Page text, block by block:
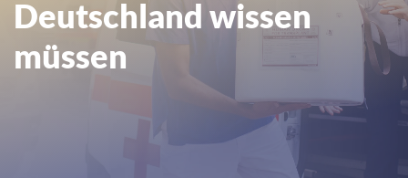
Deutschland wissen
müssen